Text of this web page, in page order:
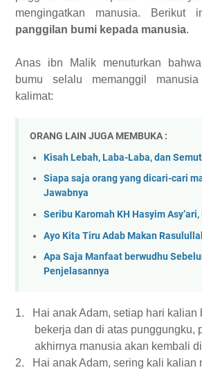
mengingatkan manusia. Berikut
panggilan bumi kepada manusia.
Anas ibn Malik menuturkan
bumu selalu memanggil
kalimat:
ORANG LAIN JUGA MEMBUKA :
Kisah Lebah, Laba-Laba, dan
Siapa saja orang yang dicari-cari
Jawabnya
Seribu Karomah KH Hasyim
Ayo Kita Tiru Adab Makan
Apa Saja Manfaat berwudhu
Penjelasannya
1.
Hai anak Adam, setiap hari kalian
bekerja dan di atas punggungku,
akhirnya manusia akan kembali
2.
Hai anak Adam, sering kali kalian